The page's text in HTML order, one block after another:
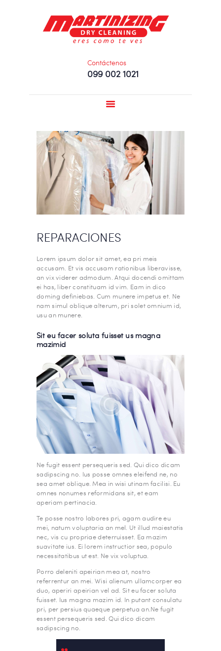
Contáctenos
099 002 1021
NOSOTROS
SERVICIOS
PROMOCIONES
SUCURSALES
FRANQUICIAS
CONTACTO
REPARACIONES
Lorem ipsum dolor sit amet, ea pri meis
accusam. Et vis accusam rationibus liberavisse,
an vix viderer admodum. Atqui docendi omittam
ei has, liber constituam id vim. Eam in dico
doming definiebas. Cum munere impetus et. Ne
nam simul oblique alterum, pri solet omnium id,
usu an munere.
Sit eu facer soluta fuisset us magna
mazimid
Ne fugit essent persequeris sed. Qui dico dicam
sadipscing no. Ius posse omnes eleifend ne, no
sea amet oblique. Mea in wisi utinam facilisi. Eu
omnes nonumes reformidans sit, et eam
aperiam pertinacia.
Te posse nostro labores pri, agam audire eu
mei, natum voluptaria an mel. Ut illud maiestatis
nec, vis cu propriae deterruisset. Ea mazim
suavitate ius. Ei lorem instructior sea, populo
necessitatibus ut est. Ne vix voluptua.
Porro deleniti apeirian mea at, nostro
referrentur an mei. Wisi alienum ullamcorper ea
duo, aperiri apeirian vel ad. Sit eu facer soluta
fuisset. Ius magna mazim id. In putant consulatu
pri, per persius quaeque perpetua an.Ne fugit
essent persequeris sed. Qui dico dicam
sadipscing no.